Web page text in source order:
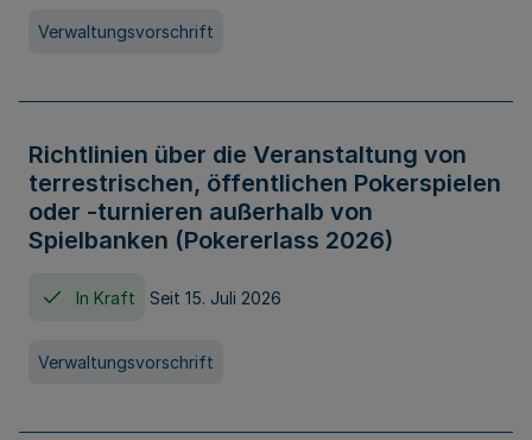
Verwaltungsvorschrift
Richtlinien über die Veranstaltung von
terrestrischen, öffentlichen Pokerspielen
oder -turnieren außerhalb von
Spielbanken (Pokererlass 2026)
In Kraft Seit 15. Juli 2026
Verwaltungsvorschrift